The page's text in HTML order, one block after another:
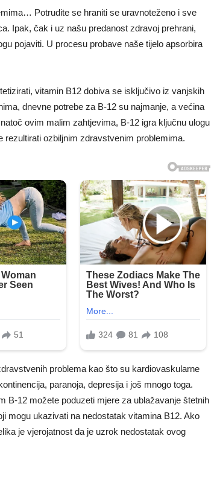
Potrudite se hraniti se uravnoteženo i sve
Ipak, čak i uz našu predanost zdravoj prehrani,
pojaviti. U procesu probave naše tijelo apsorbira
vitamin B12 dobiva se isključivo iz vanjskih
dnevne potrebe za B-12 su najmanje, a većina
ovim malim zahtjevima, B-12 igra ključnu ulogu
ozbiljnim zdravstvenim problemima.
problema kao što su kardiovaskularne
paranoja, depresija i još mnogo toga.
B-12 možete poduzeti mjere za ublažavanje štetnih
mogu ukazivati ​​na nedostatak vitamina B12. Ako
je vjerojatnost da je uzrok nedostatak ovog